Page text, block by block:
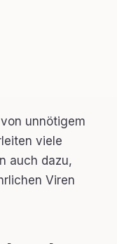
unnötigem
viele
auch dazu,
Viren